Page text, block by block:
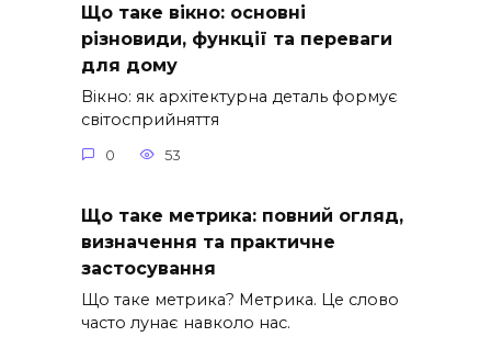
Що таке вікно: основні
різновиди, функції та переваги
для дому
Вікно: як архітектурна деталь формує
світосприйняття
0 53
Що таке метрика: повний огляд,
визначення та практичне
застосування
Що таке метрика? Метрика. Це слово
часто лунає навколо нас.